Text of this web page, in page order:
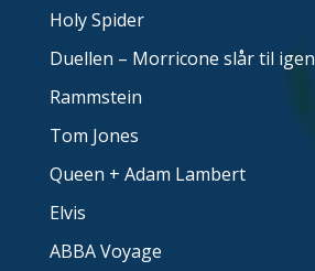
Holy Spider
Duellen – Morricone slår til igen
Rammstein
Tom Jones
Queen + Adam Lambert
Elvis
ABBA Voyage